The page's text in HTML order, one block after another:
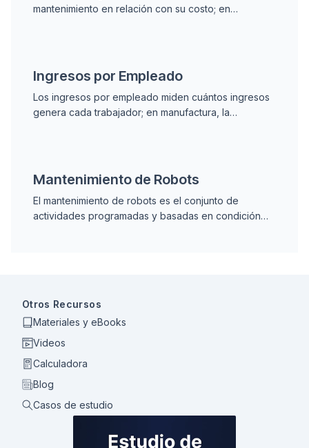
mantenimiento en relación con su costo; en
Ingresos por Empleado
Los ingresos por empleado miden cuántos ingresos
genera cada trabajador; en manufactura, la
Mantenimiento de Robots
El mantenimiento de robots es el conjunto de
actividades programadas y basadas en condición
Otros Recursos
Materiales y eBooks
Videos
Calculadora
Blog
Casos de estudio